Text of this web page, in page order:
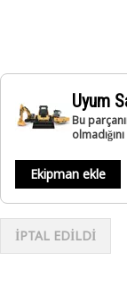
Uyum
Bu
Ekipman ekle
İPTAL EDİLDİ